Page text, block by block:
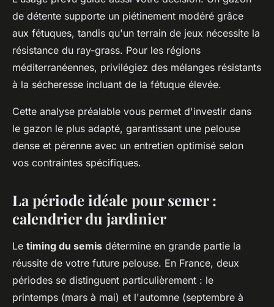
de détente supporte un piétinement modéré grâce
aux fétuques, tandis qu'un terrain de jeux nécessite la
résistance du ray-grass. Pour les régions
méditerranéennes, privilégiez des mélanges résistants
à la sécheresse incluant de la fétuque élevée.
Cette analyse préalable vous permet d'investir dans
le gazon le plus adapté, garantissant une pelouse
dense et pérenne avec un entretien optimisé selon
vos contraintes spécifiques.
La période idéale pour semer :
calendrier du jardinier
Le timing du semis détermine en grande partie la
réussite de votre future pelouse. En France, deux
périodes se distinguent particulièrement : le
printemps (mars à mai) et l'automne (septembre à